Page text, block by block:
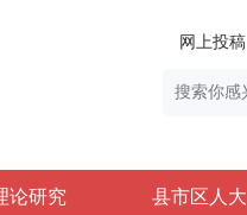
网上投稿
论研究 县市区人大